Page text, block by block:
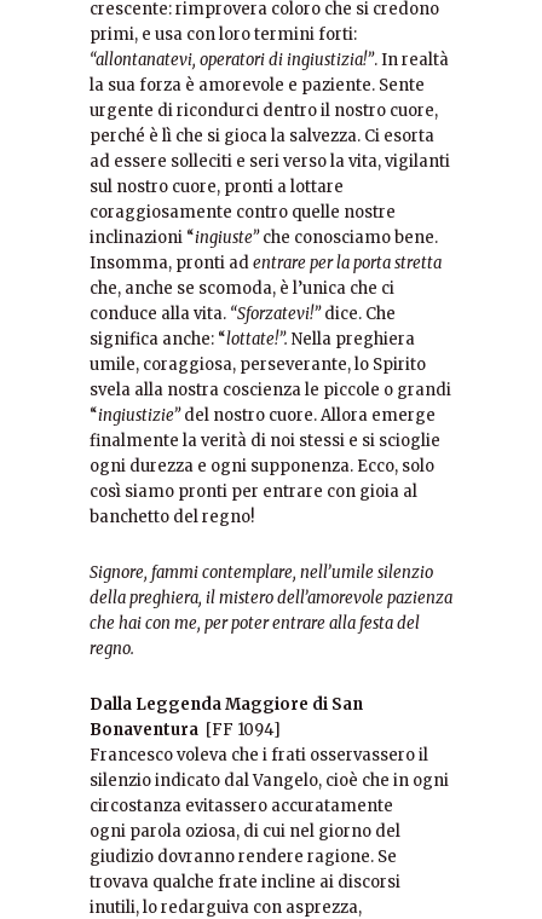
crescente: rimprovera coloro che si credono
primi, e usa con loro termini forti:
“allontanatevi, operatori di ingiustizia!”. In realtà
la sua forza è amorevole e paziente. Sente
urgente di ricondurci dentro il nostro cuore,
perché è lì che si gioca la salvezza. Ci esorta
ad essere solleciti e seri verso la vita, vigilanti
sul nostro cuore, pronti a lottare
coraggiosamente contro quelle nostre
inclinazioni “ingiuste”che conosciamo bene.
Insomma, pronti adentrare per la porta stretta
che, anche se scomoda, è l’unica che ci
conduce alla vita. “Sforzatevi!”dice. Che
significa anche: “lottate!”. Nella preghiera
umile, coraggiosa, perseverante, lo Spirito
svela alla nostra coscienza le piccole o grandi
“ingiustizie”del nostro cuore. Allora emerge
finalmente la verità di noi stessi e si scioglie
ogni durezza e ogni supponenza. Ecco, solo
così siamo pronti per entrare con gioia al
banchetto del regno!
Signore, fammi contemplare, nell’umile silenzio
della preghiera, il mistero dell’amorevole pazienza
che hai con me, per poter entrare alla festa del
regno.
Dalla Leggenda Maggiore di San
Bonaventura [FF 1094]
Francesco voleva che i frati osservassero il
silenzio indicato dal Vangelo, cioè che in ogni
circostanza evitassero accuratamente
ogni parola oziosa, di cui nel giorno del
giudizio dovranno rendere ragione. Se
trovava qualche frate incline ai discorsi
inutili, lo redarguiva con asprezza,